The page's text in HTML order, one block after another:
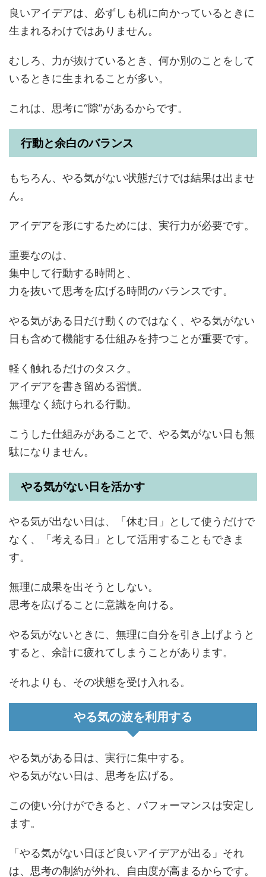
良いアイデアは、必ずしも机に向かっているときに
生まれるわけではありません。
むしろ、力が抜けているとき、何か別のことをして
いるときに生まれることが多い。
これは、思考に“隙”があるからです。
行動と余白のバランス
もちろん、やる気がない状態だけでは結果は出ませ
ん。
アイデアを形にするためには、実行力が必要です。
重要なのは、
集中して行動する時間と、
力を抜いて思考を広げる時間のバランスです。
やる気がある日だけ動くのではなく、やる気がない
日も含めて機能する仕組みを持つことが重要です。
軽く触れるだけのタスク。
アイデアを書き留める習慣。
無理なく続けられる行動。
こうした仕組みがあることで、やる気がない日も無
駄になりません。
やる気がない日を活かす
やる気が出ない日は、「休む日」として使うだけで
なく、「考える日」として活用することもできま
す。
無理に成果を出そうとしない。
思考を広げることに意識を向ける。
やる気がないときに、無理に自分を引き上げようと
すると、余計に疲れてしまうことがあります。
それよりも、その状態を受け入れる。
やる気の波を利用する
やる気がある日は、実行に集中する。
やる気がない日は、思考を広げる。
この使い分けができると、パフォーマンスは安定し
ます。
「やる気がない日ほど良いアイデアが出る」それ
は、思考の制約が外れ、自由度が高まるからです。